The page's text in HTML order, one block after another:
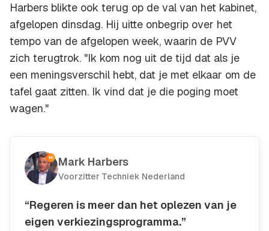
Harbers blikte ook terug op de val van het kabinet,
afgelopen dinsdag. Hij uitte onbegrip over het
tempo van de afgelopen week, waarin de PVV
zich terugtrok. "Ik kom nog uit de tijd dat als je
een meningsverschil hebt, dat je met elkaar om de
tafel gaat zitten. Ik vind dat je die poging moet
wagen."
Mark Harbers
Voorzitter Techniek Nederland
“Regeren is meer dan het oplezen van je
eigen verkiezingsprogramma.”
Kopieer quote